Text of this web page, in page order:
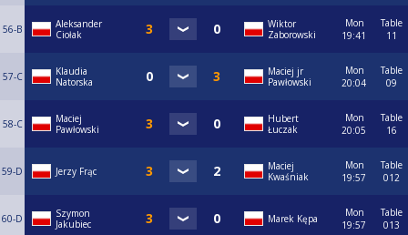
56-B
Aleksander
Ciołak
Wiktor
Zaborowski
Mon
19:41
Table
11
57-C
Klaudia
Natorska
Maciej jr
Pawłowski
Mon
20:04
Table
09
58-C
Maciej
Pawłowski
Hubert
Łuczak
Mon
20:05
Table
16
59-D Jerzy Frąc
Maciej
Kwaśniak
Mon
19:57
Table
012
60-D
Szymon
Jakubiec
Marek Kępa
Mon
19:57
Table
013